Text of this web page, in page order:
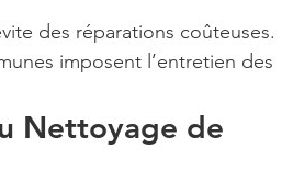
des réparations coûteuses.
imposent l’entretien des
Nettoyage de